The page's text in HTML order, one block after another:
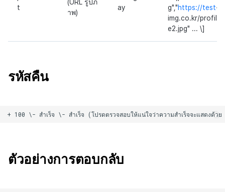
t
(URL รูปภ
าพ)
ay
g","https://test-
img.co.kr/profil
e2.jpg" ... \]
รหัสคืน
ตัวอย่างการตอบกลับ